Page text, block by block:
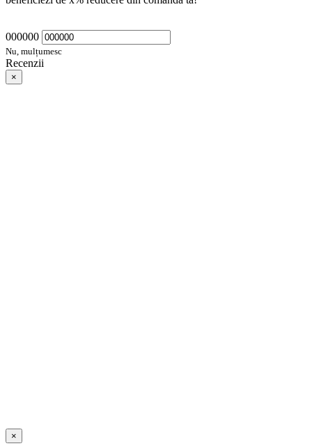
000000
Nu, mulțumesc
Recenzii
×
×